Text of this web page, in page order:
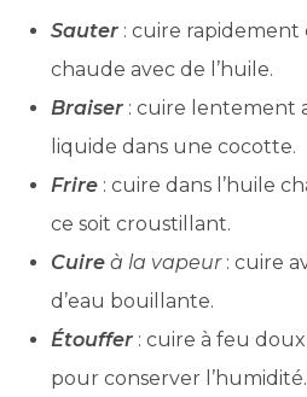
Sauter : cuire rapidement
chaude avec de l’huile.
Braiser : cuire lentement
liquide dans une cocotte.
Frire : cuire dans l’huile
ce soit croustillant.
Cuire à la vapeur: cuire
d’eau bouillante.
Étouffer : cuire à feu
pour conserver l’humidité.